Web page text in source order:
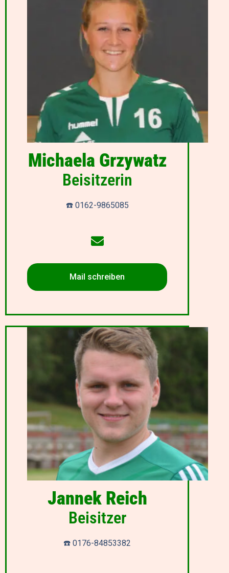
Michaela Grzywatz
Beisitzerin
☎️ 0162-9865085
Mail schreiben
Jannek Reich
Beisitzer
☎️ 0176-84853382